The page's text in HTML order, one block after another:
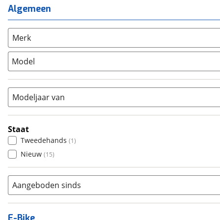
Mountainbike
Overig (0)
Racefiets
Stadsfiets (16)
Tandem
Algemeen
Merk
Model
Modeljaar van
Staat
Tweedehands (1)
Nieuw (15)
Aangeboden sinds